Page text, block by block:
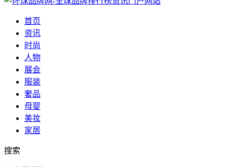
首页
资讯
时尚
人物
展会
服装
奢品
母婴
美妆
家居
搜索